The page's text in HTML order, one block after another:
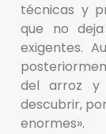
técnicas y
que no
exigentes.
del arroz y
descubrir,
enormes».